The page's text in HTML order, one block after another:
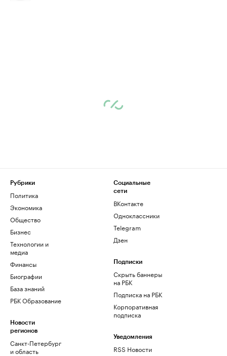
Рубрики
Политика
Экономика
Общество
Бизнес
Технологии и
медиа
Финансы
Биографии
База знаний
РБК Образование
Новости
регионов
Санкт-Петербург
и область
Социальные
сети
ВКонтакте
Одноклассники
Telegram
Дзен
Подписки
Скрыть баннеры
на РБК
Подписка на РБК
Корпоративная
подписка
Уведомления
RSS Новости